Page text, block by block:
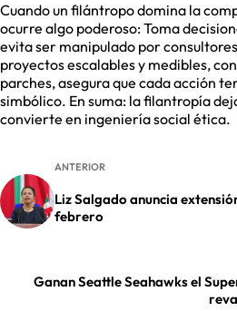
Cuando un filántropo domina la
ocurre algo poderoso: Toma
evita ser manipulado por
proyectos escalables y medibles,
parches, asegura que cada acción
simbólico. En suma: la filantropía
convierte en ingeniería social ética.
ANTERIOR
Liz Salgado anuncia
febrero
Ganan Seattle Seahawks el